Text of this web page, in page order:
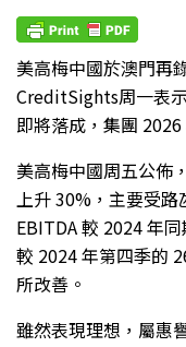
美高梅中國於澳門再
CreditSights周一表
即將落成，集團
美高梅中國周五公佈
上升 30%，主要受
EBITDA 較 2024 年
較 2024 年第四季的
所改善。
雖然表現理想，屬惠